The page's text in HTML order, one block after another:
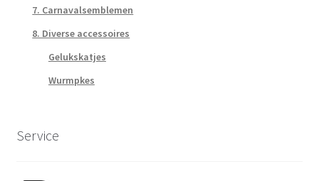
7. Carnavalsemblemen
8. Diverse accessoires
Gelukskatjes
Wurmpkes
Service